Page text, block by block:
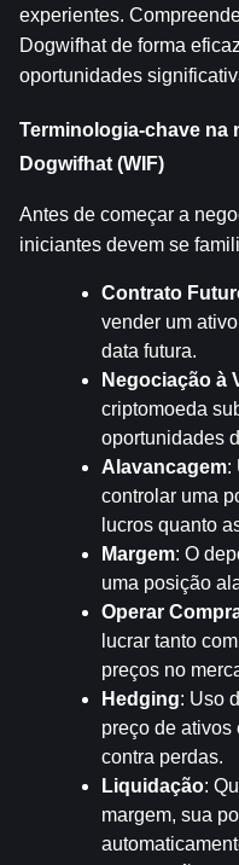
experientes.
Dogwifhat de forma
oportunidades
Terminologia-chave na
Dogwifhat (WIF)
Antes de começar a
iniciantes devem se
Contrato
vender um
data futura.
Negociação à
criptomoeda
oportunidades
Alavancagem:
controlar uma
lucros quanto
Margem: O
uma posição
Operar
lucrar tanto
preços no
Hedging: Uso
preço de ativos
contra perdas.
Liquidação:
margem, sua